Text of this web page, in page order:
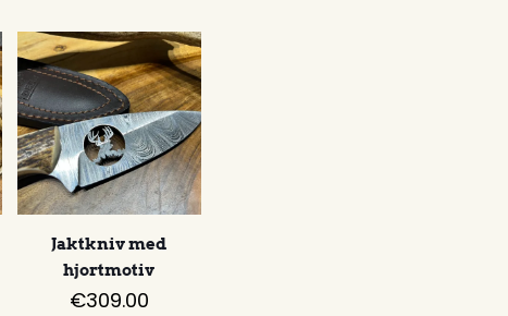
Jaktkniv med
hjortmotiv
€309.00